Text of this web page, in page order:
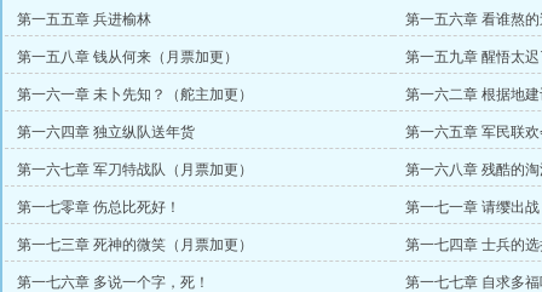
第一五五章 兵进榆林 第一五六章 看谁熬
第一五八章 钱从何来（月票加更） 第一五九章 醒悟太
第一六一章 未卜先知？（舵主加更） 第一六二章 根据地建
第一六四章 独立纵队送年货 第一六五章 军民联欢
第一六七章 军刀特战队（月票加更） 第一六八章 残酷的
第一七零章 伤总比死好！ 第一七一章 请缨出战
第一七三章 死神的微笑（月票加更） 第一七四章 士兵的
第一七六章 多说一个字，死！ 第一七七章 自求多